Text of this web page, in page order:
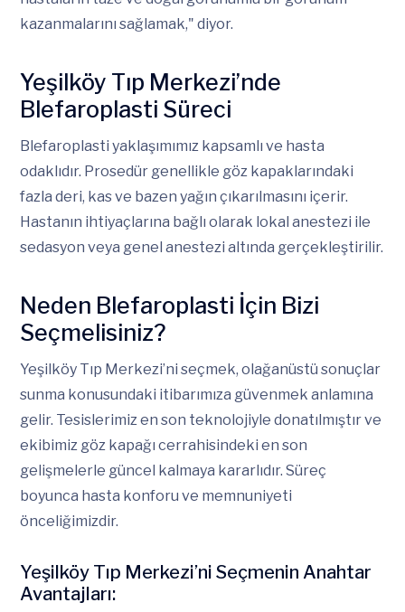
kazanmalarını sağlamak," diyor.
Yeşilköy Tıp Merkezi’nde
Blefaroplasti Süreci
Blefaroplasti yaklaşımımız kapsamlı ve hasta
odaklıdır. Prosedür genellikle göz kapaklarındaki
fazla deri, kas ve bazen yağın çıkarılmasını içerir.
Hastanın ihtiyaçlarına bağlı olarak lokal anestezi ile
sedasyon veya genel anestezi altında gerçekleştirilir.
Neden Blefaroplasti İçin Bizi
Seçmelisiniz?
Yeşilköy Tıp Merkezi’ni seçmek, olağanüstü sonuçlar
sunma konusundaki itibarımıza güvenmek anlamına
gelir. Tesislerimiz en son teknolojiyle donatılmıştır ve
ekibimiz göz kapağı cerrahisindeki en son
gelişmelerle güncel kalmaya kararlıdır. Süreç
boyunca hasta konforu ve memnuniyeti
önceliğimizdir.
Yeşilköy Tıp Merkezi’ni Seçmenin Anahtar
Avantajları: